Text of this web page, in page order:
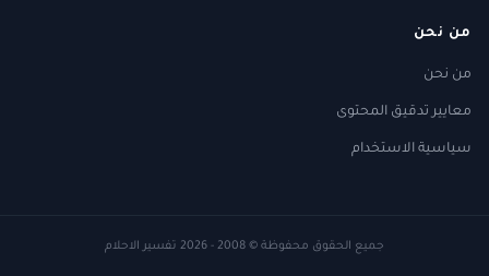
من نحن
من نحن
معايير تدقيق المحتوى
سياسية الاستخدام
جميع الحقوق محفوظة © 2008 - 2026 تفسير الاحلام